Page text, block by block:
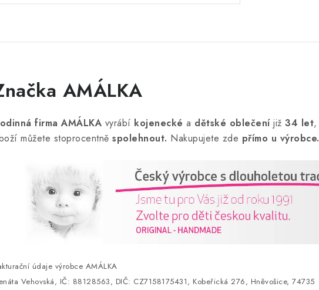
AMÁLKA
firma AMÁLKA vyrábí kojenecké a dětské oblečeníjiž 34 let,
můžete stoprocentně spolehnout. Nakupujete zde přímo u výrobce.
údaje výrobce AMÁLKA
Vehovská, IČ: 88128563, DIČ: CZ7158175431, Kobeřická 276, Hněvošice, 74735